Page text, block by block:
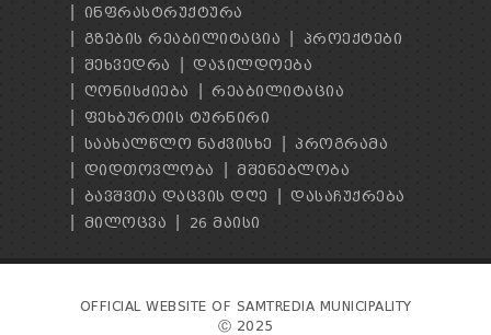
ᲘᲜᲤᲠᲐᲡᲢᲠᲣᲥᲢᲣᲠᲐ
ᲒᲖᲔᲑᲘᲡ ᲠᲔᲐᲑᲘᲚᲘᲢᲐᲪᲘᲐ
ᲞᲠᲝᲔᲥᲢᲔᲑᲘ
ᲨᲔᲮᲕᲔᲓᲠᲐ
ᲓᲐᲯᲘᲚᲓᲝᲔᲑᲐ
ᲦᲝᲜᲘᲡᲫᲘᲔᲑᲐ
ᲠᲔᲐᲑᲘᲚᲘᲢᲐᲪᲘᲐ
ᲤᲔᲮᲑᲣᲠᲗᲘᲡ ᲢᲣᲠᲜᲘᲠᲘ
ᲡᲐᲐᲮᲐᲚᲬᲚᲝ ᲜᲐᲫᲕᲘᲡᲮᲔ
ᲞᲠᲝᲒᲠᲐᲛᲐ
ᲓᲘᲓᲗᲝᲕᲚᲝᲑᲐ
ᲛᲨᲔᲜᲔᲑᲚᲝᲑᲐ
ᲑᲐᲕᲨᲕᲗᲐ ᲓᲐᲪᲕᲘᲡ ᲓᲦᲔ
ᲓᲐᲡᲐᲩᲣᲥᲠᲔᲑᲐ
ᲛᲘᲚᲝᲪᲕᲐ
26 ᲛᲐᲘᲡᲘ
OFFICIAL WEBSITE OF SAMTREDIA MUNICIPALITY
Ⓒ 2025